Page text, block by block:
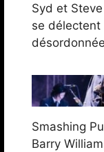
Syd et
se délectent
Smashing
Barry